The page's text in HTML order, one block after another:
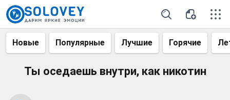
Новые Популярные Лучшие Горячие
Ты оседаешь внутри, как никотин